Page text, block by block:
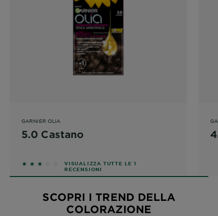
GARNIER OLIA
5.0 Castano
3 out of 5 stars based on reviews
VISUALIZZA TUTTE LE 1
RECENSIONI
SCOPRI I TREND DELLA
COLORAZIONE